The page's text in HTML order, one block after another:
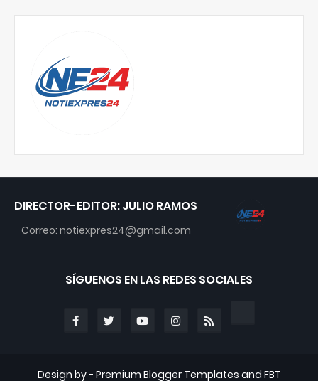
DIRECTOR-EDITOR: JULIO RAMOS
Correo: notiexpres24@gmail.com
SÍGUENOS EN LAS REDES SOCIALES
Design by - Premium Blogger Templates and FBT